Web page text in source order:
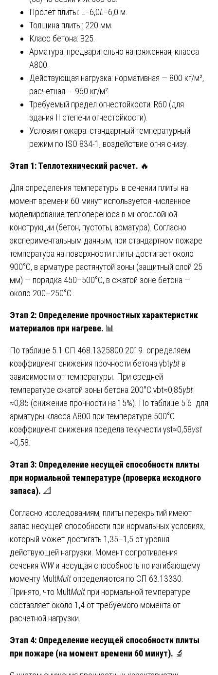
Пролет плиты: L=6,0L =6,0 м.
Толщина плиты: 220 мм.
Класс бетона: В25.
Арматура: предварительно напряженная, класса
А800.
Действующая нагрузка: нормативная — 800 кг/м²,
расчетная — 960 кг/м².
Требуемый предел огнестойкости: R60 (для
здания II степени огнестойкости).
Условия пожара: стандартный температурный
режим по ISO 834-1, воздействие огня снизу.
Этап 1: Теплотехнический расчет. 🔥
Для определения температуры в сечении плиты на
момент времени 60 минут используется численное
моделирование теплопереноса в многослойной
конструкции (бетон, пустоты, арматура). Согласно
экспериментальным данным, при стандартном пожаре
температура на поверхности плиты достигает около
900°C, в арматуре растянутой зоны (защитный слой 25
мм) — порядка 450–500°C, в сжатой зоне бетона —
около 200–250°C.
Этап 2: Определение прочностных характеристик
материалов при нагреве. 📊
По таблице 5.1 СП 468.1325800.2019 определяем
коэффициент снижения прочности бетона γbtγbt ​ в
зависимости от температуры. При средней
температуре сжатой зоны бетона 200°C γbt≈0,85γbt
≈0,85 (снижение прочности на 15%). По таблице 5.6 для
арматуры класса А800 при температуре 500°C
коэффициент снижения предела текучести γst≈0,58γst
≈0,58.
Этап 3: Определение несущей способности плиты
при нормальной температуре (проверка исходного
запаса). 📐
Согласно исследованиям, плиты перекрытий имеют
запас несущей способности при нормальных условиях,
который может достигать 1,35–1,5 от уровня
действующей нагрузки. Момент сопротивления
сечения WWи несущая способность по изгибающему
моменту MultMult ​ определяются по СП 63.13330.
Принято, что MultMult ​ при нормальной температуре
составляет около 1,4 от требуемого момента от
расчетной нагрузки.
Этап 4: Определение несущей способности плиты
при пожаре (на момент времени 60 минут). 🔬